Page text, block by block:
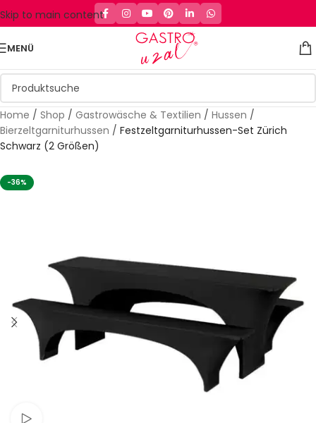
Skip to main content
MENÜ
Home / Shop / Gastrowäsche & Textilien / Hussen /
Bierzeltgarniturhussen / Festzeltgarniturhussen-Set Zürich
Schwarz (2 Größen)
-36%